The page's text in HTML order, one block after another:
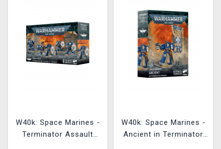
W40k: Space Marines -
Terminator Assault
W40k: Space Marines -
Ancient in Terminator